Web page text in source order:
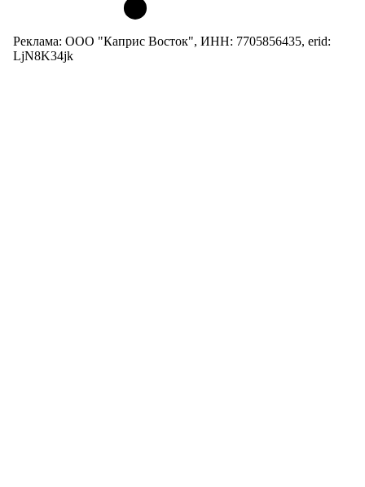
Реклама: ООО "Каприс Восток", ИНН: 7705856435, erid:
LjN8K34jk